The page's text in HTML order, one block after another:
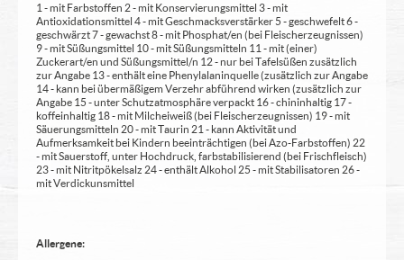
1 - mit Farbstoffen 2 - mit Konservierungsmittel 3 - mit
Antioxidationsmittel 4 - mit Geschmacksverstärker 5 - geschwefelt 6 -
geschwärzt 7 - gewachst 8 - mit Phosphat/en (bei Fleischerzeugnissen)
9 - mit Süßungsmittel 10 - mit Süßungsmitteln 11 - mit (einer)
Zuckerart/en und Süßungsmittel/n 12 - nur bei Tafelsüßen zusätzlich
zur Angabe 13 - enthält eine Phenylalaninquelle (zusätzlich zur Angabe
14 - kann bei übermäßigem Verzehr abführend wirken (zusätzlich zur
Angabe 15 - unter Schutzatmosphäre verpackt 16 - chininhaltig 17 -
koffeinhaltig 18 - mit Milcheiweiß (bei Fleischerzeugnissen) 19 - mit
Säuerungsmitteln 20 - mit Taurin 21 - kann Aktivität und
Aufmerksamkeit bei Kindern beeinträchtigen (bei Azo-Farbstoffen) 22
- mit Sauerstoff, unter Hochdruck, farbstabilisierend (bei Frischfleisch)
23 - mit Nitritpökelsalz 24 - enthält Alkohol 25 - mit Stabilisatoren 26 -
mit Verdickunsmittel
Allergene: